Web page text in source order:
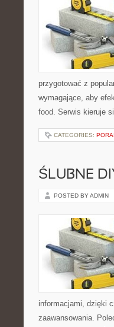
przygotować z
wymagające, aby
food. Serwis kieruje
CATEGORIES:
ŚLUBNE
POSTED BY ADMIN
informacjami, dzięki
zaawansowania.